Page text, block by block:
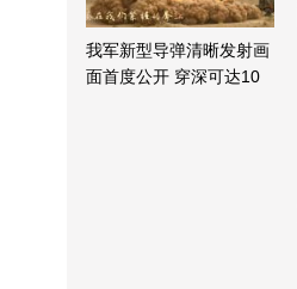
我军新型导弹清晰发射画
面首度公开 穿深可达10